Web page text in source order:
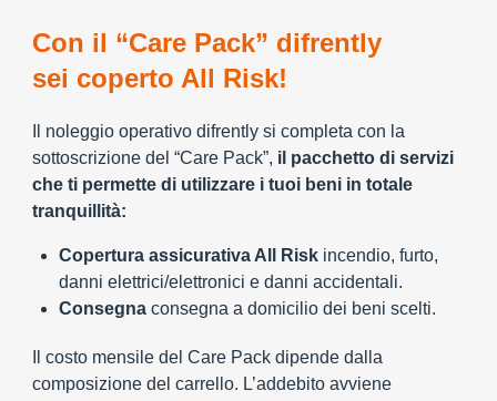
Con il “Care Pack” difrently
sei coperto All Risk!
Il noleggio operativo difrently si completa con la
sottoscrizione del “Care Pack”, il pacchetto di servizi
che ti permette di utilizzare i tuoi beni in totale
tranquillità:
Copertura assicurativa All Risk incendio, furto,
danni elettrici/elettronici e danni accidentali.
Consegna consegna a domicilio dei beni scelti.
Il costo mensile del Care Pack dipende dalla
composizione del carrello. L’addebito avviene